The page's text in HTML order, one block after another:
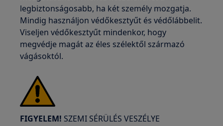
legbiztonságosabb, ha két személy mozgatja.
Mindig használjon védőkesztyűt és védőlábbelit.
Viseljen védőkesztyűt mindenkor, hogy
megvédje magát az éles szélektől származó
vágásoktól.
FIGYELEM! SZEMI SÉRÜLÉS VESZÉLYE